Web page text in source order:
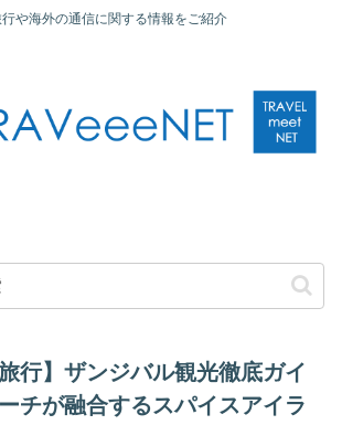
や海外の通信に関する情報をご紹介
行】ザンジバル観光徹底ガイ
チが融合するスパイスアイラ